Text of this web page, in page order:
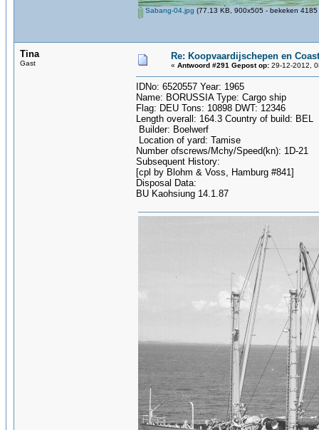
Sabang-04.jpg (77.13 KB, 900x505 - bekeken 4185
Tina
Gast
Re: Koopvaardijschepen en
« Antwoord #291 Gepost op: 29-12-2012,
IDNo: 6520557 Year: 1965
Name: BORUSSIA Type: Cargo ship
Flag: DEU Tons: 10898 DWT: 12346
Length overall: 164.3 Country of build: BEL
Builder: Boelwerf
Location of yard: Tamise
Number ofscrews/Mchy/Speed(kn): 1D-21
Subsequent History:
[cpl by Blohm & Voss, Hamburg #841]
Disposal Data:
BU Kaohsiung 14.1.87